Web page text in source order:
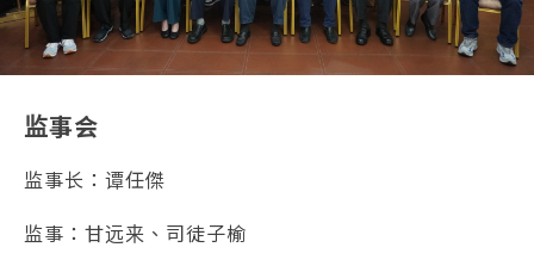
监事会
监事长：谭任傑
监事：甘远来、司徒子榆